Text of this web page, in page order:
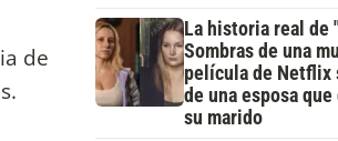
de
La historia real de
Sombras de una
película de Netflix
de una esposa
su marido